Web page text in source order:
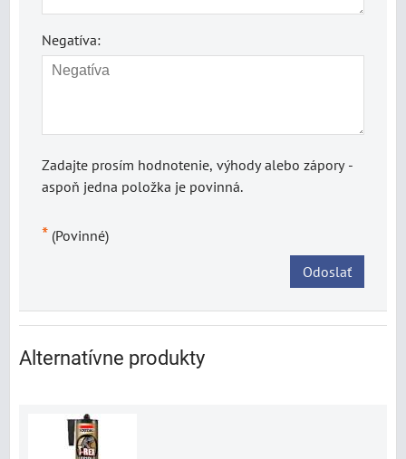
Negatíva:
Zadajte prosím hodnotenie, výhody alebo zápory -
aspoň jedna položka je povinná.
* (Povinné)
Odoslať
Alternatívne produkty